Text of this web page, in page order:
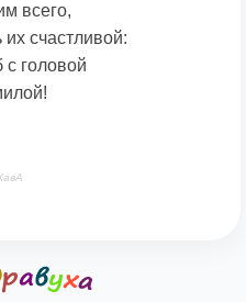
всего,
счастливой:
головой